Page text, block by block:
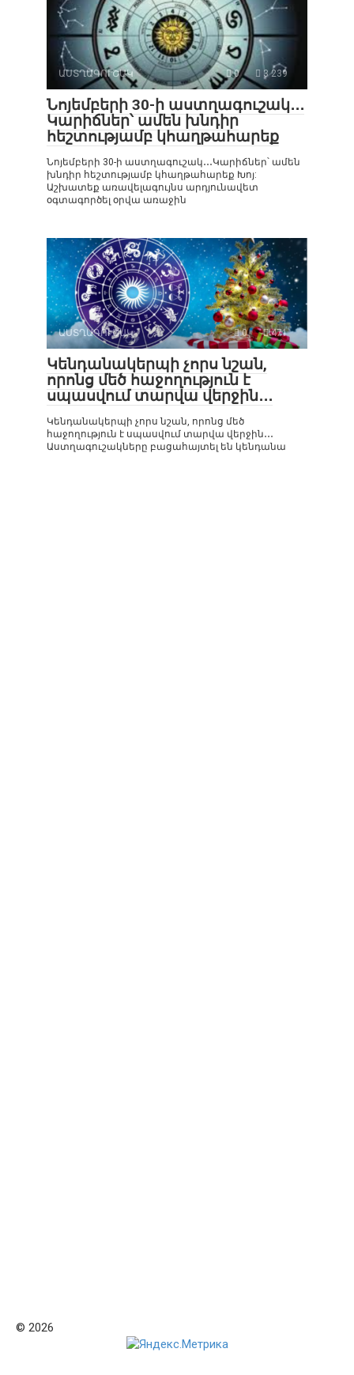
ԱՍՏՂԱԳՈՒՇԱԿ 0 3 239
Նոյեմբերի 30-ի աստղագուշակ․․․
Կարիճներ՝ ամեն խնդիր
հեշտությամբ կհաղթահարեք
Նոյեմբերի 30-ի աստղագուշակ․․․Կարիճներ՝ ամեն
խնդիր հեշտությամբ կհաղթահարեք Խոյ:
Աշխատեք առավելագույնս արդյունավետ
օգտագործել օրվա առաջին
ԱՍՏՂԱԳՈՒՇԱԿ 0 471
Կենդանակերպի չորս նշան,
որոնց մեծ հաջողություն է
սպասվում տարվա վերջին․․․
Կենդանակերպի չորս նշան, որոնց մեծ
հաջողություն է սպասվում տարվա վերջին․․․
Աստղագուշակները բացահայտել են կենդանա
© 2026